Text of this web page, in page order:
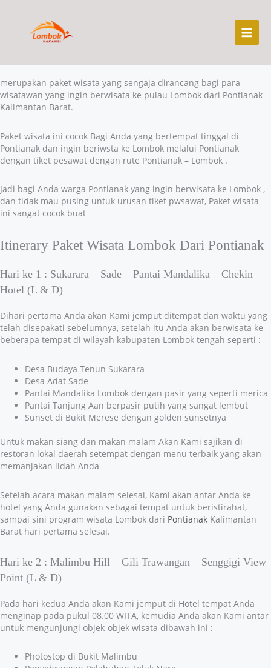
Pesawat
merupakan paket wisata yang sengaja dirancang bagi para
wisatawan yang ingin berwisata ke pulau Lombok dari Pontianak
Kalimantan Barat.
Paket wisata ini cocok Bagi Anda yang bertempat tinggal di
Pontianak dan ingin beriwsta ke Lombok melalui Pontianak
dengan tiket pesawat dengan rute Pontianak – Lombok .
Jadi bagi Anda warga Pontianak yang ingin berwisata ke Lombok ,
dan tidak mau pusing untuk urusan tiket pwsawat, Paket wisata
ini sangat cocok buat
Itinerary Paket Wisata Lombok Dari Pontianak
Hari ke 1 : Sukarara – Sade – Pantai Mandalika – Chekin
Hotel (L & D)
Dihari pertama Anda akan Kami jemput ditempat dan waktu yang
telah disepakati sebelumnya, setelah itu Anda akan berwisata ke
beberapa tempat di wilayah kabupaten Lombok tengah seperti :
Desa Budaya Tenun Sukarara
Desa Adat Sade
Pantai Mandalika Lombok dengan pasir yang seperti merica
Pantai Tanjung Aan berpasir putih yang sangat lembut
Sunset di Bukit Merese dengan golden sunsetnya
Untuk makan siang dan makan malam Akan Kami sajikan di
restoran lokal daerah setempat dengan menu terbaik yang akan
memanjakan lidah Anda
Setelah acara makan malam selesai, Kami akan antar Anda ke
hotel yang Anda gunakan sebagai tempat untuk beristirahat,
sampai sini program wisata Lombok dari Pontianak Kalimantan
Barat hari pertama selesai.
Hari ke 2 : Malimbu Hill – Gili Trawangan – Senggigi View
Point (L & D)
Pada hari kedua Anda akan Kami jemput di Hotel tempat Anda
menginap pada pukul 08.00 WITA, kemudia Anda akan Kami antar
untuk mengunjungi objek-objek wisata dibawah ini :
Photostop di Bukit Malimbu